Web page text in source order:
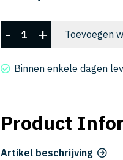
CXES
4080-
2000
- + Toevoegen
Binnen enkele dagen
Product
Artikel beschrijving